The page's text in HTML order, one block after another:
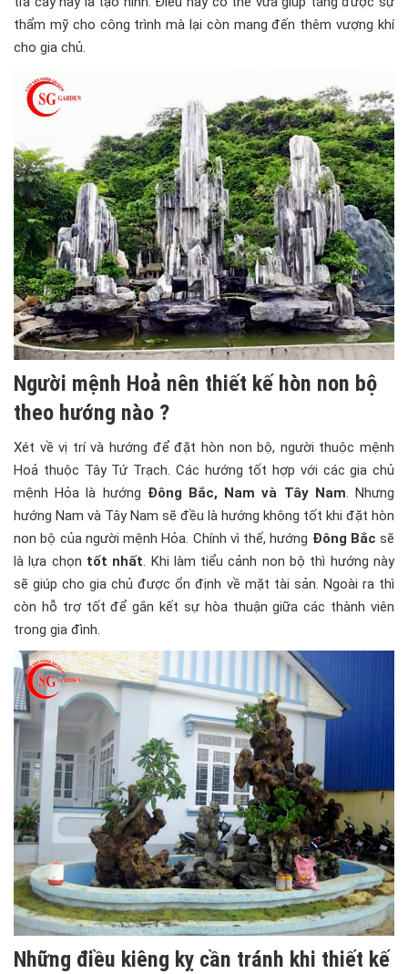
thẩm mỹ cho công trình mà lại còn mang đến thêm vượng khí
cho gia chủ.
Người mệnh Hoả nên thiết kế hòn non bộ
theo hướng nào ?
Xét về vị trí và hướng để đặt hòn non bộ, người thuộc mệnh
Hoả thuộc Tây Tứ Trạch. Các hướng tốt hợp với các gia chủ
mệnh Hỏa là hướng Đông Bắc, Nam và Tây Nam. Nhưng
hướng Nam và Tây Nam sẽ đều là hướng không tốt khi đặt hòn
non bộ của người mệnh Hỏa. Chính vì thế, hướng Đông Bắc sẽ
là lựa chọn tốt nhất. Khi làm tiểu cảnh non bộ thì hướng này
sẽ giúp cho gia chủ được ổn định về mặt tài sản. Ngoài ra thì
còn hỗ trợ tốt để gắn kết sự hòa thuận giữa các thành viên
trong gia đình.
Những điều kiêng kỵ cần tránh khi thiết kế